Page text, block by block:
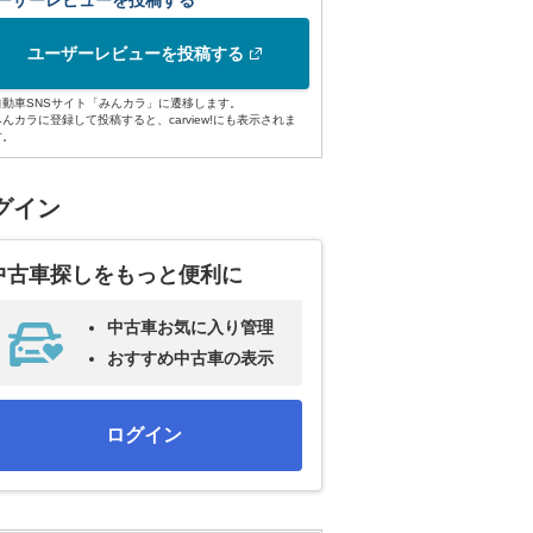
ユーザーレビューを投稿する
車SNSサイト「みんカラ」に遷移します。
んカラに登録して投稿すると、carview!にも表示されま
イン
古車探しをもっと便利に
中古車お気に入り管理
おすすめ中古車の表示
ログイン